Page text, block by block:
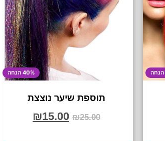
40% הנחה
תוספת שיער נוצצת
₪25.00
₪15.00